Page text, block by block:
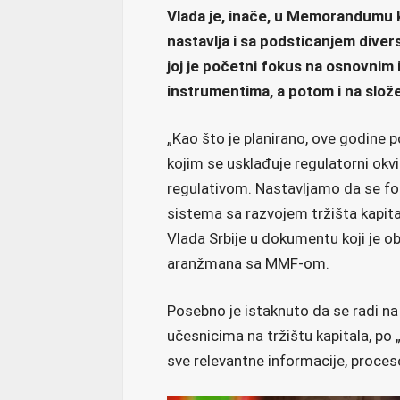
Vlada je, inače, u
nastavlja i sa podsticanjem
joj je početni fokus na osnovnim
instrumentima, a potom i na
„Kao što je planirano, ove godine
kojim se usklađuje regulatorni
regulativom. Nastavljamo da se
sistema sa razvojem tržišta
Vlada Srbije u dokumentu koji je
aranžmana sa MMF-om.
Posebno je istaknuto da se radi
učesnicima na tržištu kapitala, po
sve relevantne informacije,